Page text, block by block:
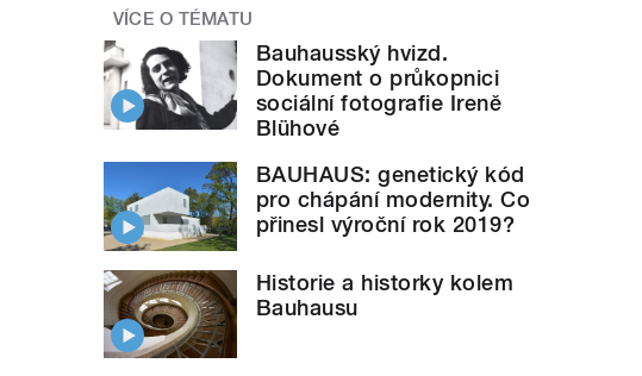
VÍCE O TÉMATU
Bauhausský hvizd.
Dokument o průkopnici
sociální fotografie Ireně
Blühové
BAUHAUS: genetický kód
pro chápání modernity. Co
přinesl výroční rok 2019?
Historie a historky kolem
Bauhausu